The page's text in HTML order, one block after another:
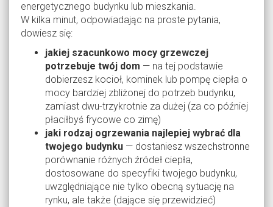
energetycznego budynku lub mieszkania.
W kilka minut, odpowiadając na proste pytania,
dowiesz się:
jakiej szacunkowo mocy grzewczej
potrzebuje twój dom — na tej podstawie
dobierzesz kocioł, kominek lub pompę ciepła o
mocy bardziej zbliżonej do potrzeb budynku,
zamiast dwu-trzykrotnie za dużej (za co później
płaciłbyś frycowe co zimę)
jaki rodzaj ogrzewania najlepiej wybrać dla
twojego budynku — dostaniesz wszechstronne
porównanie różnych źródeł ciepła,
dostosowane do specyfiki twojego budynku,
uwzględniające nie tylko obecną sytuację na
rynku, ale także (dające się przewidzieć)